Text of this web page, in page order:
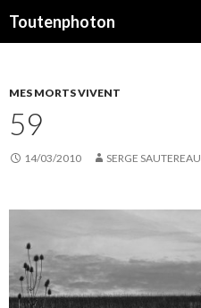
Toutenphoton
MES MORTS VIVENT
59
14/03/2010 SERGE SAUTEREAU